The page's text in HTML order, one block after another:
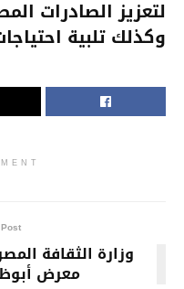
لتعزيز الصادرات
وكذلك تلبية
وزارة الثقافة
معرض